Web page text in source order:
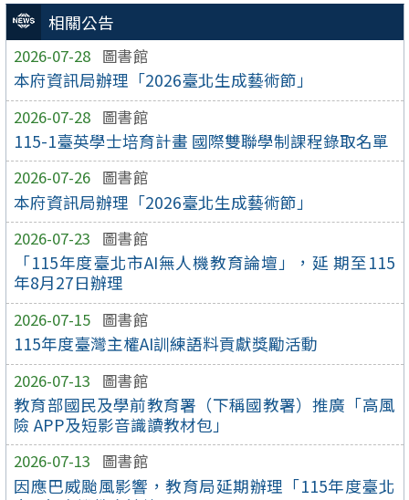
相關公告
2026-07-28 圖書館
本府資訊局辦理「2026臺北生成藝術節」
2026-07-28 圖書館
115-1臺英學士培育計畫 國際雙聯學制課程錄取名單
2026-07-26 圖書館
本府資訊局辦理「2026臺北生成藝術節」
2026-07-23 圖書館
「115年度臺北市AI無人機教育論壇」，延 期至115
年8月27日辦理
2026-07-15 圖書館
115年度臺灣主權AI訓練語料貢獻獎勵活動
2026-07-13 圖書館
教育部國民及學前教育署（下稱國教署）推廣「高風
險 APP及短影音識讀教材包」
2026-07-13 圖書館
因應巴威颱風影響，教育局延期辦理「115年度臺北